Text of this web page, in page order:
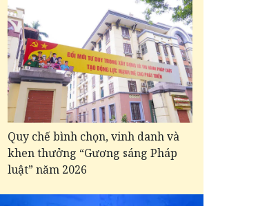
Quy chế bình chọn, vinh danh và
khen thưởng “Gương sáng Pháp
luật” năm 2026